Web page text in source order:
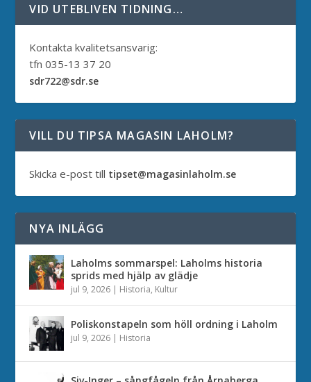
VID UTEBLIVEN TIDNING…
Kontakta kvalitetsansvarig:
tfn 035-13 37 20
sdr722@sdr.se
VILL DU TIPSA MAGASIN LAHOLM?
Skicka e-post till tipset@magasinlaholm.se
NYA INLÄGG
Laholms sommarspel: Laholms historia
sprids med hjälp av glädje
jul 9, 2026 | Historia, Kultur
Poliskonstapeln som höll ordning i Laholm
jul 9, 2026 | Historia